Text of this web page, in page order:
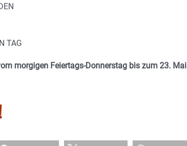
TAG
morgigen Feiertags-Donnerstag bis zum 23. Mai